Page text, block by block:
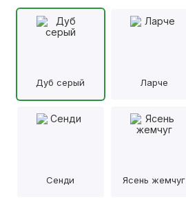
Дуб серый Ларче
Сенди Ясень жемчуг